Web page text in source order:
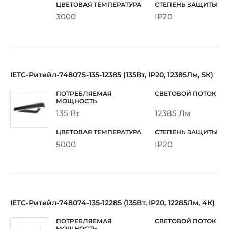
3000 IP20
IETC-Ритейл-748075-135-12385 (135Вт, IP20, 12385Лм, 5К)
135 Вт 12385 Лм
5000 IP20
IETC-Ритейл-748074-135-12285 (135Вт, IP20, 12285Лм, 4К)